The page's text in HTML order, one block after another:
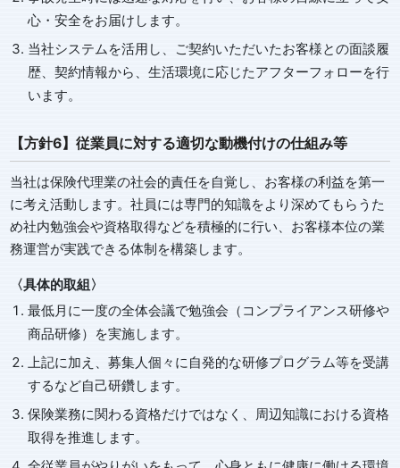
心・安全をお届けします。
当社システムを活用し、ご契約いただいたお客様との面談履
歴、契約情報から、生活環境に応じたアフターフォローを行
います。
【方針6】従業員に対する適切な動機付けの仕組み等
当社は保険代理業の社会的責任を自覚し、お客様の利益を第一
に考え活動します。社員には専門的知識をより深めてもらうた
め社内勉強会や資格取得などを積極的に行い、お客様本位の業
務運営が実践できる体制を構築します。
〈具体的取組〉
最低月に一度の全体会議で勉強会（コンプライアンス研修や
商品研修）を実施します。
上記に加え、募集人個々に自発的な研修プログラム等を受講
するなど自己研鑽します。
保険業務に関わる資格だけではなく、周辺知識における資格
取得を推進します。